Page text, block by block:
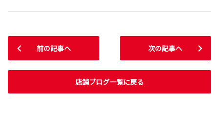
前の記事へ
店舗ブログ一覧に戻る
次の記事へ